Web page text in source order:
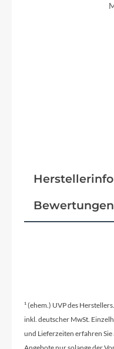
Bewertungen
¹ (ehem.) UVP des
inkl. deutscher MwSt.
und Lieferzeiten erfahren